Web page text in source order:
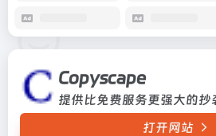
Copyscape
打开网站